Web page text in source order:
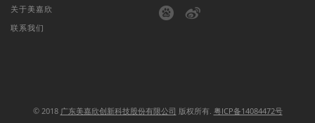
关于美嘉欣
联系我们
© 2018 广东美嘉欣创新科技股份有限公司 版权所有. 粤ICP备14084472号